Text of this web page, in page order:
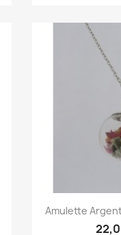

Amulette